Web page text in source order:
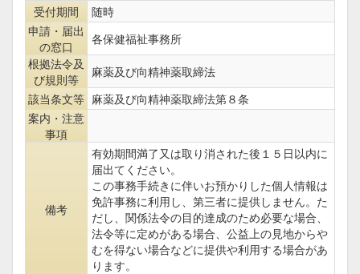
受付期間
随時
申請・届出
の窓口
各保健福祉事務所
根拠法令及
び規則等
麻薬及び向精神薬取締法
該当条文等 麻薬及び向精神薬取締法第８条
案内・注意
事項
備考
有効期間満了又は取り消された後１５日以内に
届出てください。
この事務手続きに伴いお預かりした個人情報は
免許事務に利用し、第三者に提供しません。た
だし、関係法令の目的達成のため必要な場合、
法令等に定めがある場合、公益上の見地からや
むを得ない場合などに提供や利用する場合があ
ります。